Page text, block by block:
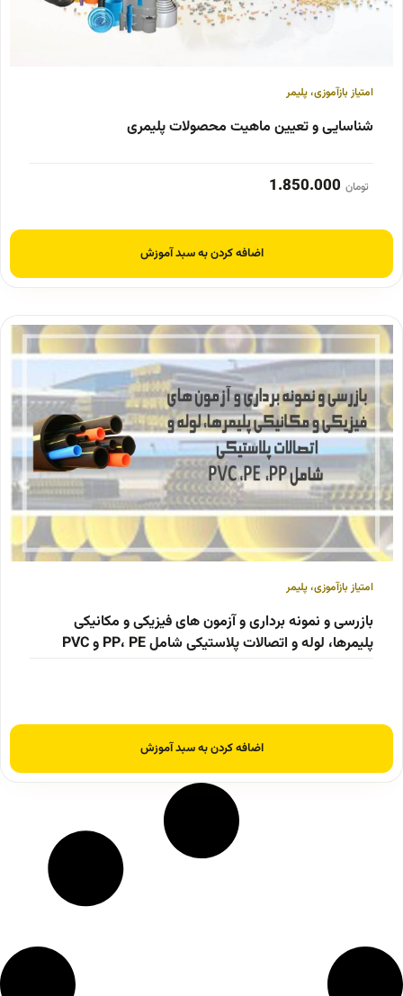
امتیاز بازآموزی،پلیمر
شناسایی و تعیین ماهیت محصولات پلیمری
تومان 1.850.000
اضافه کردن به سبد آموزش
امتیاز بازآموزی،پلیمر
بازرسی و نمونه برداری و آزمون های فیزیکی و مکانیکی
پلیمرها، لوله و اتصالات پلاستیکی شامل PP، PE و PVC
اضافه کردن به سبد آموزش